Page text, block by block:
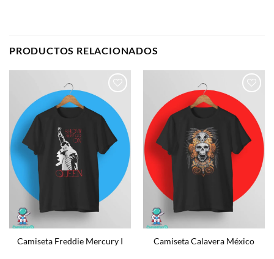
PRODUCTOS RELACIONADOS
Añadir
a la
lista de
deseos
Camiseta Freddie Mercury I
Añadir
a la
lista de
deseos
Camiseta Calavera México